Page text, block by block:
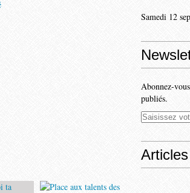
Samedi 12
Abonnez-
publiés.